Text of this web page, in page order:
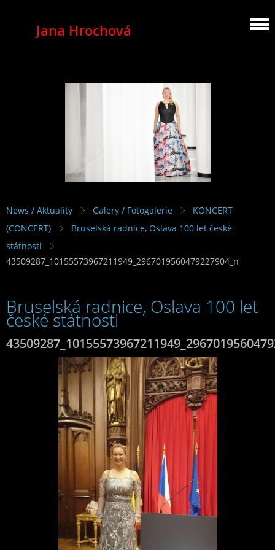
Jana Hrochová
MEZZOSOPRANO
News / Aktuality Galery / Fotogalerie
KONCERT
(CONCERT)
Bruselská radnice, Oslava 100 let české
státnosti
43509287_10155573967211949_2967019560479227904_n
Bruselská radnice, Oslava 100 let
české státnosti